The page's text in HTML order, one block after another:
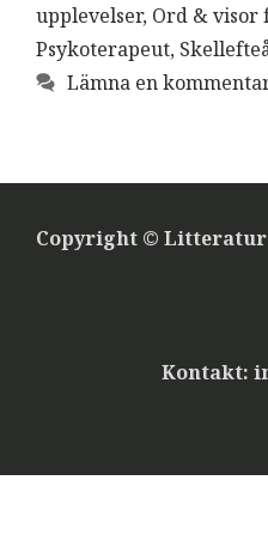
upplevelser, Ord & visor
Psykoterapeut,
Lämna en
Copyright ©
Kontakt: